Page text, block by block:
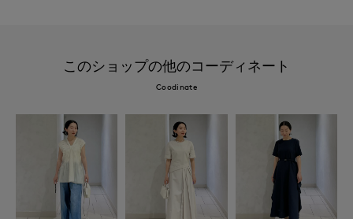
このショップの他のコーディネート
Coodinate